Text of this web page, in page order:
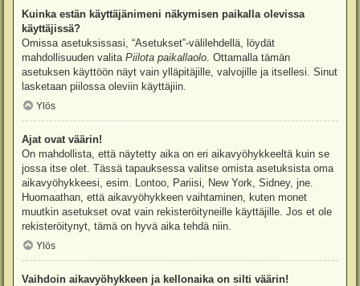
Kuinka estän käyttäjänimeni näkymisen paikalla olevissa
käyttäjissä?
Omissa asetuksissasi, “Asetukset”-välilehdellä, löydät
mahdollisuuden valita Piilota paikallaolo. Ottamalla tämän
asetuksen käyttöön näyt vain ylläpitäjille, valvojille ja itsellesi. Sinut
lasketaan piilossa oleviin käyttäjiin.
Ylös
Ajat ovat väärin!
On mahdollista, että näytetty aika on eri aikavyöhykkeeltä kuin se
jossa itse olet. Tässä tapauksessa valitse omista asetuksista oma
aikavyöhykkeesi, esim. Lontoo, Pariisi, New York, Sidney, jne.
Huomaathan, että aikavyöhykkeen vaihtaminen, kuten monet
muutkin asetukset ovat vain rekisteröityneille käyttäjille. Jos et ole
rekisteröitynyt, tämä on hyvä aika tehdä niin.
Ylös
Vaihdoin aikavyöhykkeen ja kellonaika on silti väärin!